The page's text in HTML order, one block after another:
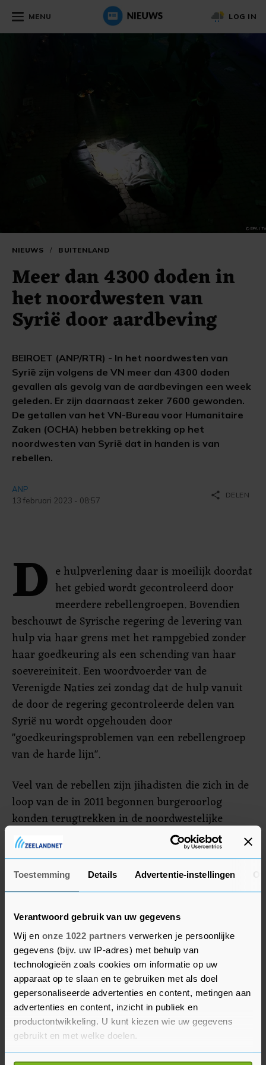
Toestemming Details Advertentie-instellingen
Verantwoord gebruik van uw gegevens
Wij en onze 1022 partners verwerken je persoonlijke
gegevens (bijv. uw IP-adres) met behulp van
technologieën zoals cookies om informatie op uw
apparaat op te slaan en te gebruiken met als doel
gepersonaliseerde advertenties en content, metingen aan
advertenties en content, inzicht in publiek en
productontwikkeling. U kunt kiezen wie uw gegevens
gebruikt en met welke doelen.
MENU LOG IN
NIEUWS / BUITENLAND
Meer dan 4300 doden in
het noordwesten van
Syrië door aardbeving
BEIROET (ANP/RTR) - In het noordwesten van
Syrië zijn volgens de VN meer dan 4300 doden
gevallen als gevolg van de aardbevingen een week
geleden. Er zijn daarnaast zeker 7600 gewonden.
De getallen van het VN-Bureau voor Humanitaire
Zaken (OCHA) hebben betrekking op het
noordwesten van Syrië dat in handen is van
rebellen.
ANP
13 februari 2023 - 08:57
share DELEN
D e hulpverlening daar is moeilijk doordat
het gebied wordt gecontroleerd door
meerdere rebellengroepen. Bovendien
beschouwt de Syrische regering de levering van
hulp via haar grens met het rampgebied zonder
haar goedkeuring als een schending van haar
soevereiniteit. Een woordvoerder van de
Verenigde Naties zei zondag dat de hulp vanuit
de door de regering gecontroleerde delen van
Syrië nu wordt opgehouden door
"goedkeuringsproblemen van een rebellengroep
van de harde lijn".
Veel van de rebellen zijn jihadisten die zich in de
loop van de in 2011 begonnen burgeroorlog
konden terugtrekken in de noordwestelijke
provincie Idlib. Dat kon mede dankzij
onderhandelingen met het Syrische bewind en
andere betrokken partijen, met name Rusland en